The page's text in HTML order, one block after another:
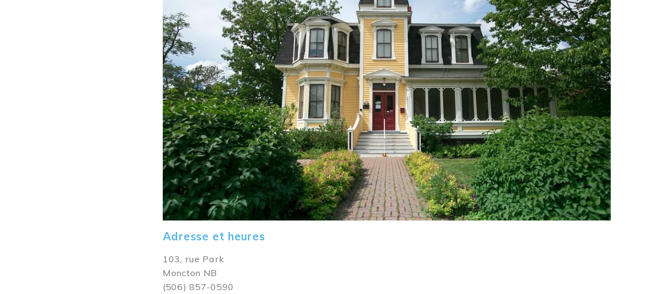
Adresse et heures
103, rue Park
Moncton NB
(506) 857-0590